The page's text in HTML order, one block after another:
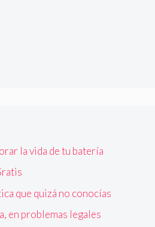
la vida de tu batería
que quizá no conocías
en problemas legales